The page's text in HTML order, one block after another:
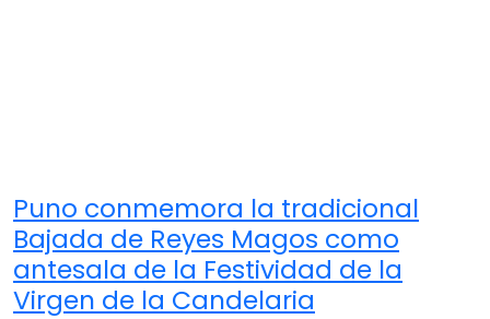
Puno conmemora la tradicional
Bajada de Reyes Magos como
antesala de la Festividad de la
Virgen de la Candelaria